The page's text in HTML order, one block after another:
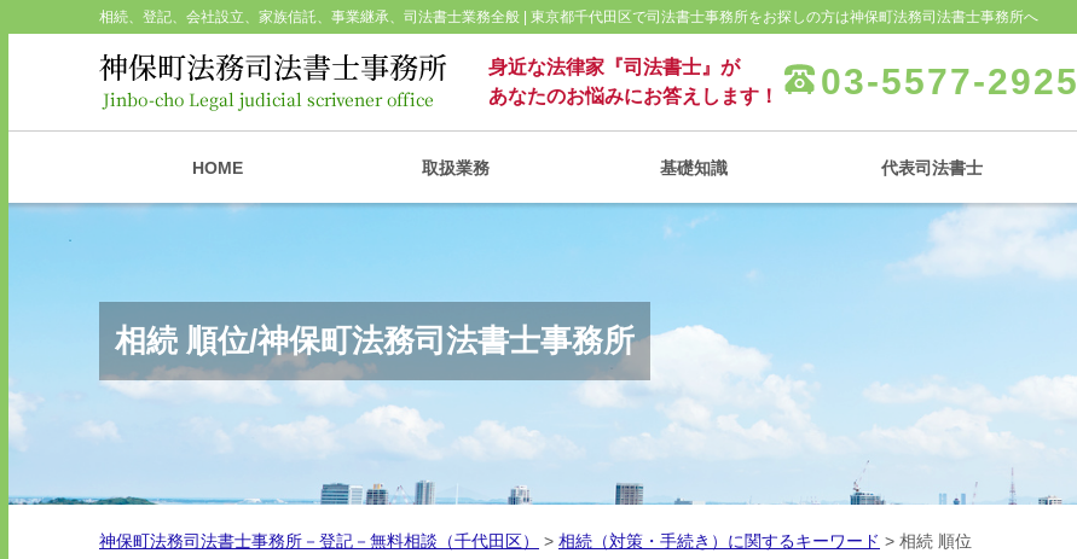
相続、登記、会社設立、家族信託、事業継承、司法書士業務全般 | 東京都千代田区で司法書士事務所をお探しの方は神保町法務司法書士事務所へ
身近な法律家『司法書士』が
あなたのお悩みにお答えします！
03-5577-2925
HOME 取扱業務 基礎知識 代表司法書士
相続 順位/神保町法務司法書士事務所
神保町法務司法書士事務所－登記－無料相談（千代田区） > 相続（対策・手続き）に関するキーワード > 相続 順位